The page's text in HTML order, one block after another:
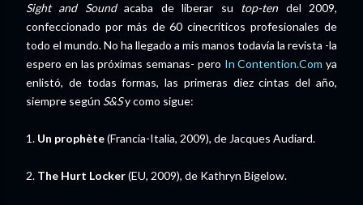
Sight and Soundacaba de liberar su top-tendel 2009,
confeccionado por más de 60 cinecríticos profesionales de
todo el mundo. No ha llegado a mis manos todavía la revista -la
espero en las próximas semanas- pero In Contention.Com ya
enlistó, de todas formas, las primeras diez cintas del año,
siempre según S&Sy como sigue:
1. Un prophète(Francia-Italia, 2009), de Jacques Audiard.
2. The Hurt Locker(EU, 2009), de Kathryn Bigelow.